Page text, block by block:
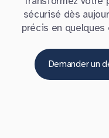
sécurisé dès
précis en quelques
Demander un